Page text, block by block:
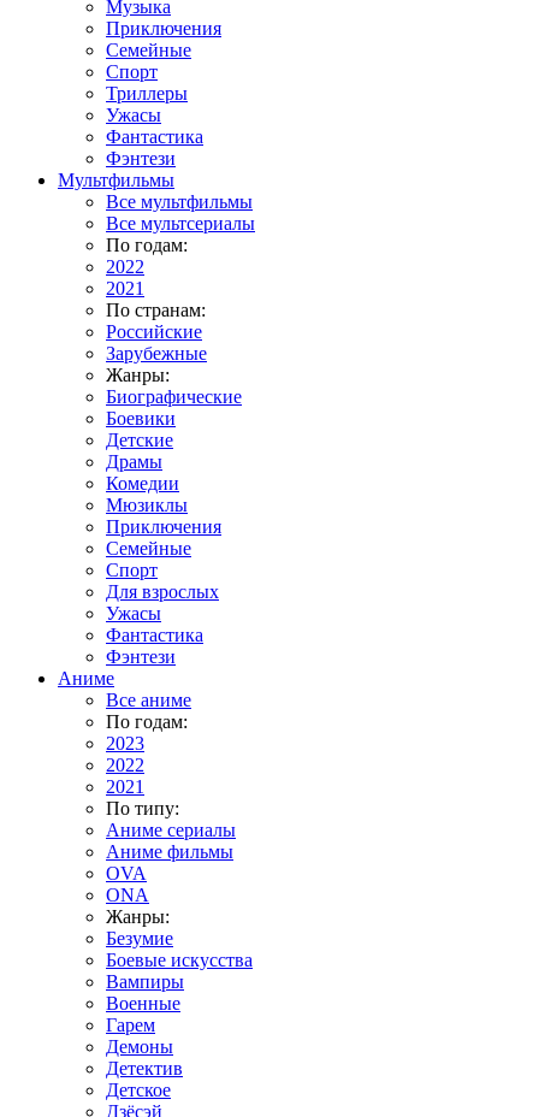
Музыка
Приключения
Семейные
Спорт
Триллеры
Ужасы
Фантастика
Фэнтези
Мультфильмы
Все мультфильмы
Все мультсериалы
По годам:
2022
2021
По странам:
Российские
Зарубежные
Жанры:
Биографические
Боевики
Детские
Драмы
Комедии
Мюзиклы
Приключения
Семейные
Спорт
Для взрослых
Ужасы
Фантастика
Фэнтези
Аниме
Все аниме
По годам:
2023
2022
2021
По типу:
Аниме сериалы
Аниме фильмы
OVA
ONA
Жанры:
Безумие
Боевые искусства
Вампиры
Военные
Гарем
Демоны
Детектив
Детское
Дзёсэй